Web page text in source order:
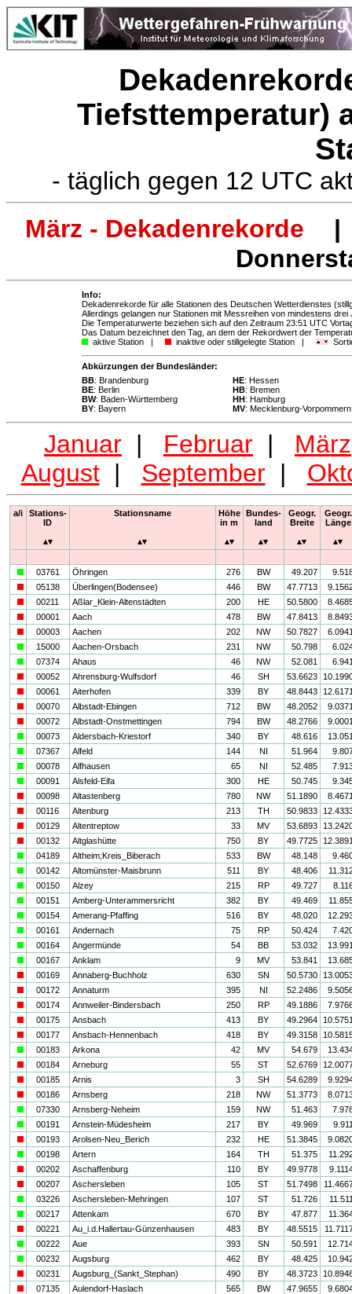
Tiefsttemperatur)
- täglich gegen 12 UTC
März - Dekadenrekorde
|
Info:
Dekadenrekorde für alle Stationen des Deutschen Wetterdienstes
Allerdings gelangen nur Stationen mit Messreihen von mindestens
Die Temperaturwerte beziehen sich auf den Zeitraum 23:51 UTC
Das Datum bezeichnet den Tag, an dem der Rekordwert der
aktive Station |
inaktive oder stillgelegte Station |
Abkürzungen der Bundesländer:
BB: Brandenburg
BE: Berlin
BW: Baden-Württemberg
BY: Bayern
HE: Hessen
HB: Bremen
HH: Hamburg
MV: Mecklenburg-Vorpommern
Januar | Februar | März
August| September|
a/i
Stations-
ID
Stationsname
Höhe
in m
Bundes-
land
Geogr.
Breite
Geogr.
Länge
03761 Öhringen 276 BW 49.207
05138 Überlingen(Bodensee) 446 BW 47.7713
00211 Aßlar_Klein-Altenstädten 200 HE 50.5800
00001 Aach 478 BW 47.8413
00003 Aachen 202 NW 50.7827
15000 Aachen-Orsbach 231 NW 50.798
07374 Ahaus 46 NW 52.081
00052 Ahrensburg-Wulfsdorf 46 SH 53.6623
00061 Aiterhofen 339 BY 48.8443
00070 Albstadt-Ebingen 712 BW 48.2052
00072 Albstadt-Onstmettingen 794 BW 48.2766
00073 Aldersbach-Kriestorf 340 BY 48.616
07367 Alfeld 144 NI 51.964
00078 Alfhausen 65 NI 52.485
00091 Alsfeld-Eifa 300 HE 50.745
00098 Altastenberg 780 NW 51.1890
00116 Altenburg 213 TH 50.9833
00129 Altentreptow 33 MV 53.6893
00132 Altglashütte 750 BY 49.7725
04189 Altheim;Kreis_Biberach 533 BW 48.148
00142 Altomünster-Maisbrunn 511 BY 48.406
00150 Alzey 215 RP 49.727
00151 Amberg-Unterammersricht 382 BY 49.469
00154 Amerang-Pfaffing 516 BY 48.020
00161 Andernach 75 RP 50.424
00164 Angermünde 54 BB 53.032
00167 Anklam 9 MV 53.841
00169 Annaberg-Buchholz 630 SN 50.5730
00172 Annaturm 395 NI 52.2486
00174 Annweiler-Bindersbach 250 RP 49.1886
00175 Ansbach 413 BY 49.2964
00177 Ansbach-Hennenbach 418 BY 49.3158
00183 Arkona 42 MV 54.679
00184 Arneburg 55 ST 52.6769
00185 Arnis 3 SH 54.6289
00186 Arnsberg 218 NW 51.3773
07330 Arnsberg-Neheim 159 NW 51.463
00191 Arnstein-Müdesheim 217 BY 49.969
00193 Arolsen-Neu_Berich 232 HE 51.3845
00198 Artern 164 TH 51.375
00202 Aschaffenburg 110 BY 49.9778
00207 Aschersleben 105 ST 51.7498
03226 Aschersleben-Mehringen 107 ST 51.726
00217 Attenkam 670 BY 47.877
00221 Au_i.d.Hallertau-Günzenhausen 483 BY 48.5515
00222 Aue 393 SN 50.591
00232 Augsburg 462 BY 48.425
00231 Augsburg_(Sankt_Stephan) 490 BY 48.3723
07135 Aulendorf-Haslach 565 BW 47.9655